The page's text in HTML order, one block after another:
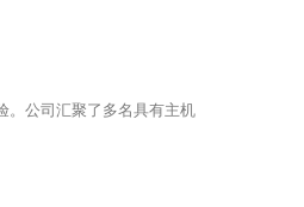
。公司汇聚了多名具有主机